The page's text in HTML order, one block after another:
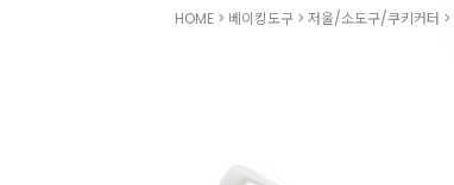
HOME > 베이킹도구 > 저울/소도구/쿠키커터 >